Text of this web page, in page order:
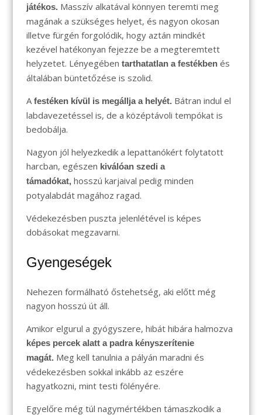
játékos.Masszív alkatával könnyen teremti meg
magának a szükséges helyet, és nagyon okosan
illetve fürgén forgolódik, hogy aztán mindkét
kezével hatékonyan fejezze be a megteremtett
helyzetet. Lényegében tarthatatlan a festékbenés
általában büntetőzése is szolid.
Afestéken kívül is megállja a helyét.Bátran indul el
labdavezetéssel is, de a középtávoli tempókat is
bedobálja.
Nagyon jól helyezkedik a lepattanókért folytatott
harcban, egészen kiválóan szedi a
támadókat,hosszú karjaival pedig minden
potyalabdát magához ragad.
Védekezésben puszta jelenlétével is képes
dobásokat megzavarni.
Gyengeségek
Nehezen formálható őstehetség, aki előtt még
nagyon hosszú út áll.
Amikor elgurul a gyógyszere, hibát hibára halmozva
képes percek alatt a padra kényszerítenie
magát.Meg kell tanulnia a pályán maradni és
védekezésben sokkal inkább az eszére
hagyatkozni, mint testi fölényére.
Egyelőre még túl nagymértékben támaszkodik a